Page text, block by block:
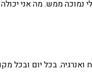
נמוכה ממש. מה אני
בכל יום ובכל